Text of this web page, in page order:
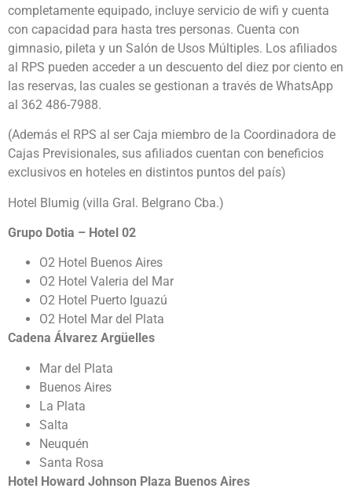
completamente equipado, incluye servicio de wifi y cuenta
con capacidad para hasta tres personas. Cuenta con
gimnasio, pileta y un Salón de Usos Múltiples. Los afiliados
al RPS pueden acceder a un descuento del diez por ciento en
las reservas, las cuales se gestionan a través de WhatsApp
al 362 486-7988.
(Además el RPS al ser Caja miembro de la Coordinadora de
Cajas Previsionales, sus afiliados cuentan con beneficios
exclusivos en hoteles en distintos puntos del país)
Hotel Blumig (villa Gral. Belgrano Cba.)
Grupo Dotia – Hotel 02
O2 Hotel Buenos Aires
O2 Hotel Valeria del Mar
O2 Hotel Puerto Iguazú
O2 Hotel Mar del Plata
Cadena Álvarez Argüelles
Mar del Plata
Buenos Aires
La Plata
Salta
Neuquén
Santa Rosa
Hotel Howard Johnson Plaza Buenos Aires